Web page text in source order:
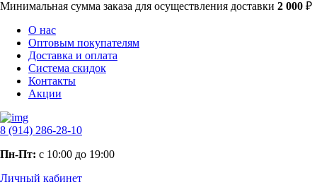
Минимальная сумма заказа для осуществления доставки 2 000 ₽
О нас
Оптовым покупателям
Доставка и оплата
Система скидок
Контакты
Акции
8 (914) 286-28-10
Пн-Пт: с 10:00 до 19:00
Личный кабинет